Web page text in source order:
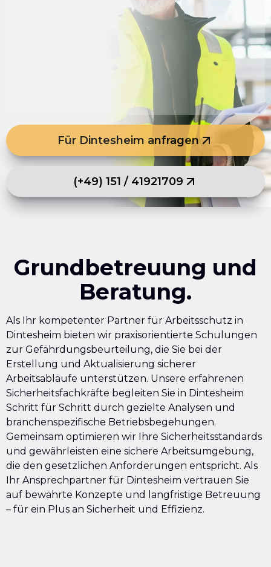
Für Dintesheim anfragen
(+49) 151 / 41921709
Grundbetreuung und
Beratung.
Als Ihr kompetenter Partner für Arbeitsschutz in
Dintesheim bieten wir praxisorientierte Schulungen
zur Gefährdungsbeurteilung, die Sie bei der
Erstellung und Aktualisierung sicherer
Arbeitsabläufe unterstützen. Unsere erfahrenen
Sicherheitsfachkräfte begleiten Sie in Dintesheim
Schritt für Schritt durch gezielte Analysen und
branchenspezifische Betriebsbegehungen.
Gemeinsam optimieren wir Ihre Sicherheitsstandards
und gewährleisten eine sichere Arbeitsumgebung,
die den gesetzlichen Anforderungen entspricht. Als
Ihr Ansprechpartner für Dintesheim vertrauen Sie
auf bewährte Konzepte und langfristige Betreuung
– für ein Plus an Sicherheit und Effizienz.